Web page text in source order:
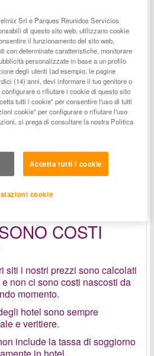
al Parco di Mirabilandia
con prima colazione, presso
nelle vicinanze del Parco.
a persona e soltanto con
biglietti validi 1, 2 o 3
è contingentata e può
e ai giorni di visita
in alto a sinistra o
Prenotazioni.
COSTI
siti i nostri prezzi sono calcolati
non ci sono costi nascosti da
momento.
hotel sono sempre
e veritiere.
include la tassa di soggiorno
Srl e Parques Reunidos Servicios
di questo sito web, utilizzano cookie
il funzionamento del sito web,
con determinate caratteristiche, monitorare
personalizzate in base a un profilo
degli utenti (ad esempio, le pagine
(14) anni, devi informare il tuo genitore o
o rifiutare i cookie di questo sito
tutti i cookie" per consentire l'uso di tutti
cookie" per configurare o rifiutare l'uso
si prega di consultare la nostra Politica
Accetta tutti i cookie
cookie